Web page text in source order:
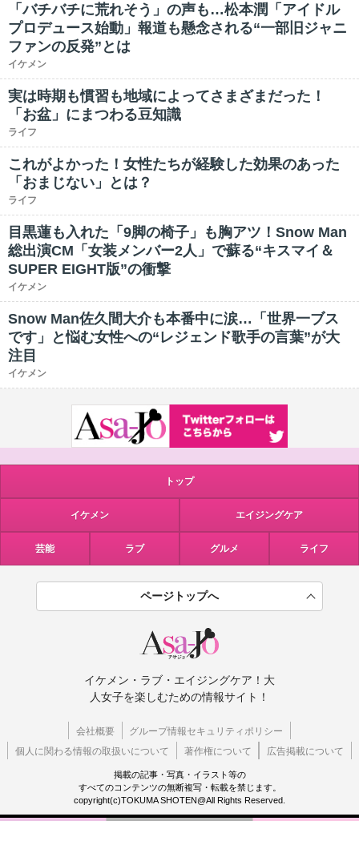
「バチバチに荒れそう」の声も…松本潤「アイドル
プロデュース始動」報道も懸念される“一部旧ジャニ
ファンの反発”とは
イケメン
実は時期も慣習も地域によってさまざまだった！
「お盆」にまつわる豆知識
ライフ
これがよかった！女性たちが経験した効果のあった
「おまじない」とは？
ライフ
目黒蓮も入れた「9脚の椅子」も胸アツ！Snow Man
総出演CM「女装メンバー2人」で蘇る“キスマイ＆
SUPER EIGHT版”の衝撃
イケメン
Snow Man佐久間大介も本番中に涙…「世界一ブス
です」と悩む女性への“レジェンド歌手の言葉”が大
注目
イケメン
トップ
イケメン エイジングケア
芸能 ラブ グルメ ライフ
ページトップへ
イケメン・ラブ・エイジングケア！大
人女子を楽しむための情報サイト！
会社概要
グループ情報セキュリティポリシー
個人に関わる情報の取扱いについて
著作権について 広告掲載について
掲載の記事・写真・イラスト等の
すべてのコンテンツの無断複写・転載を禁じます。
copyright(c)TOKUMA SHOTEN@All Rights Reserved.